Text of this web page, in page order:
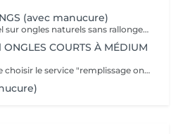
(avec manucure)
Remplissage gel ou pose de gel sur ongles naturels sans rallongement. Si vous souhaitez une décoration, pensez à rajouter décor ongle.
COURTS À MÉDIUM
Pour les ongles longs, merci de choisir le service "remplissage ongles longs". Remplissage gel ou pose de gel sur ongles naturels sans rallongement. Si vous souhaitez une décoration, pensez à rajouter décor ongle.